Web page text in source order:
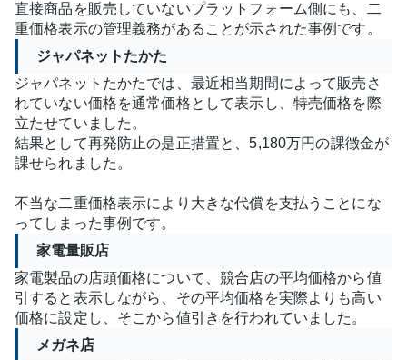
直接商品を販売していないプラットフォーム側にも、二
重価格表示の管理義務があることが示された事例です。
ジャパネットたかた
ジャパネットたかたでは、最近相当期間によって販売さ
れていない価格を通常価格として表示し、特売価格を際
立たせていました。
結果として再発防止の是正措置と、5,180万円の課徴金が
課せられました。
不当な二重価格表示により大きな代償を支払うことにな
ってしまった事例です。
家電量販店
家電製品の店頭価格について、競合店の平均価格から値
引すると表示しながら、その平均価格を実際よりも高い
価格に設定し、そこから値引きを行われていました。
メガネ店